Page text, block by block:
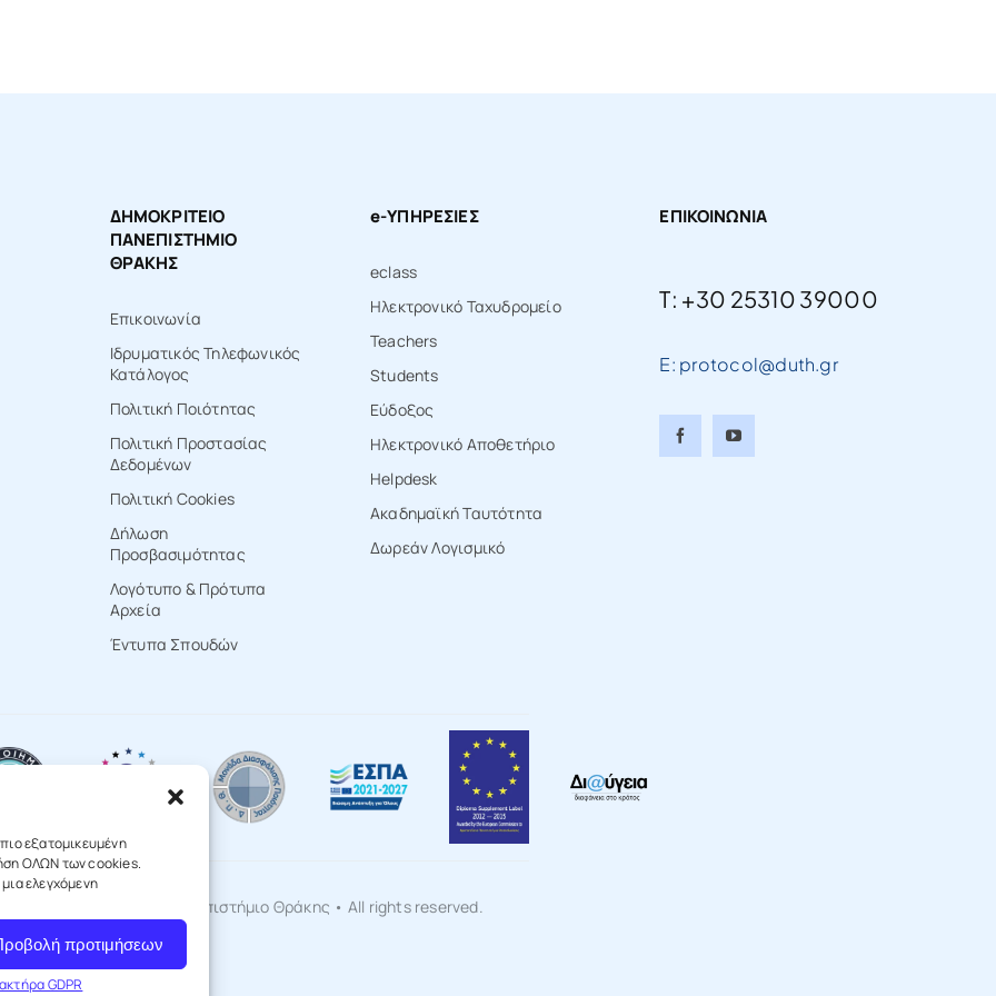
εξατομικευμένη
ΟΛΩΝ των cookies.
ελεγχόμενη
προτιμήσεων
GDPR
ΔΗΜΟΚΡΙΤΕΙΟ
ΠΑΝΕΠΙΣΤΗΜΙΟ
ΘΡΑΚΗΣ
Επικοινωνία
Ιδρυματικός Τηλεφωνικός
Κατάλογος
Πολιτική Ποιότητας
Πολιτική Προστασίας
Δεδομένων
Πολιτική Cookies
Δήλωση
Προσβασιμότητας
Λογότυπο & Πρότυπα
Αρχεία
Έντυπα Σπουδών
e-ΥΠΗΡΕΣΙΕΣ
eclass
Ηλεκτρονικό Ταχυδρομείο
Teachers
Students
Εύδοξος
Ηλεκτρονικό Αποθετήριο
Ηelpdesk
Ακαδημαϊκή Ταυτότητα
Δωρεάν Λογισμικό
ΕΠΙΚΟΙΝΩΝΙΑ
T: +30 25310 39000
E: protocol@duth.gr
© 2025 Δημοκρίτειο Πανεπιστήμιο Θράκης • All rights reserved.